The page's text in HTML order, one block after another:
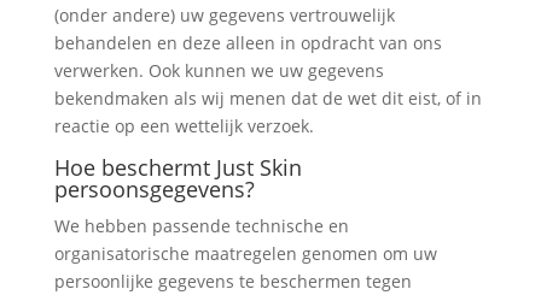
(onder andere) uw gegevens vertrouwelijk
behandelen en deze alleen in opdracht van ons
verwerken. Ook kunnen we uw gegevens
bekendmaken als wij menen dat de wet dit eist, of in
reactie op een wettelijk verzoek.
Hoe beschermt Just Skin
persoonsgegevens?
We hebben passende technische en
organisatorische maatregelen genomen om uw
persoonlijke gegevens te beschermen tegen